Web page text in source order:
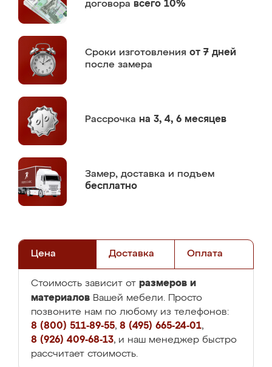
договора всего 10%
Сроки изготовления от 7 дней
после замера
Рассрочка на 3, 4, 6 месяцев
Замер, доставка и подъем
бесплатно
Цена Доставка Оплата
Стоимость зависит от размеров и
материалов Вашей мебели. Просто
позвоните нам по любому из телефонов:
8 (800) 511-89-55, 8 (495) 665-24-01,
8 (926) 409-68-13, и наш менеджер быстро
рассчитает стоимость.